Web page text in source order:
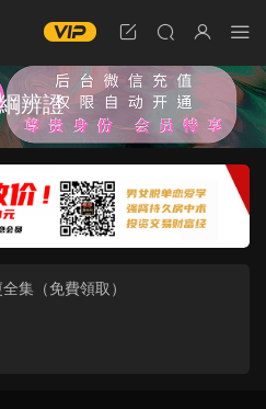
辨證
集（免費領取）